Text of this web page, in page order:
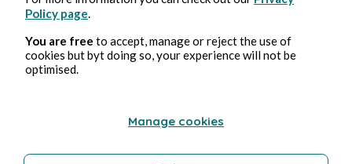
Policy page
You are free to accept, manage or reject the use of
cookies but byt doing so, your experience will not be
optimised.
Manage cookies